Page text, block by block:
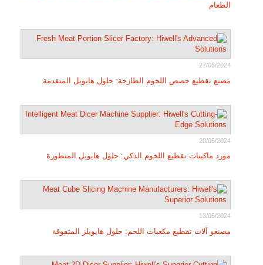
الطعام
27/05/2024
مصنع تقطيع حصص اللحوم الطازجة: حلول هايويل المتقدمة
20/05/2024
مورد ماكينات تقطيع اللحوم الذكي: حلول هايويل المتطورة
13/05/2024
مصنعو آلات تقطيع مكعبات اللحم: حلول هايويلز المتفوقة